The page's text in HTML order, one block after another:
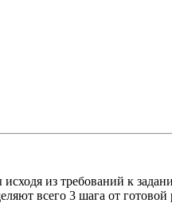
из требований к
всего 3 шага от готовой